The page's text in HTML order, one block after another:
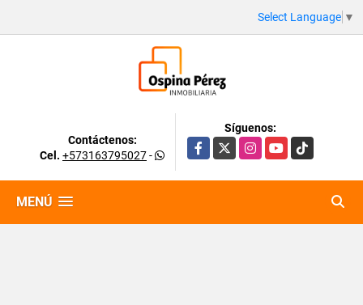
Select Language ▼
Contáctenos:
Cel. +573163795027-
Síguenos:
Facebook
X InstagramYouTubeTikTok
MENÚ